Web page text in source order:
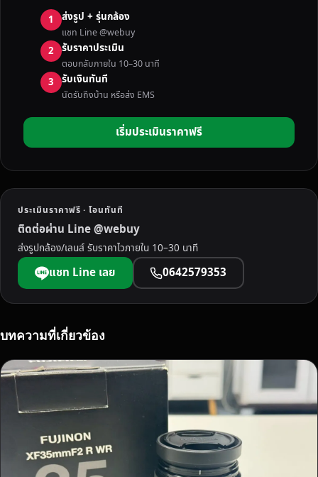
ย
ก
ล้
อ
ง
มื
ใ
น
ห
วั
ด
น
ค
ศ
ธ
ร
า
ช
1 ส่งรูป + รุ่นกล้อง
แชท Line @webuy
2 รับราคาประเมิน
ตอบกลับภายใน 10–30 นาที
3 รับเงินทันที
นัดรับถึงบ้าน หรือส่ง EMS
เริ่มประเมินราคาฟรี
ประเมินราคาฟรี · โอนทันที
ติดต่อผ่าน Line @webuy
ส่งรูปกล้อง/เลนส์ รับราคาไวภายใน 10–30 นาที
แชท Line เลย 0642579353
บทความที่เกี่ยวข้อง